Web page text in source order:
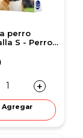
perro
S - Perros
+
Agregar